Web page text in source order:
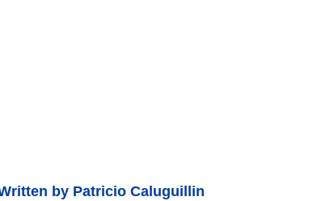
by Patricio Caluguillin